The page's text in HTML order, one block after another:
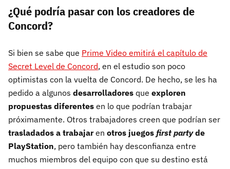
¿Qué podría pasar con los creadores de
Concord?
Si bien se sabe que Prime Video emitirá el capítulo de
Secret Level de Concord, en el estudio son poco
optimistas con la vuelta de Concord. De hecho, se les ha
pedido a algunos desarrolladores que exploren
propuestas diferentes en lo que podrían trabajar
próximamente. Otros trabajadores creen que podrían ser
trasladados a trabajaren otros juegos first partyde
PlayStation, pero también hay desconfianza entre
muchos miembros del equipo con que su destino está